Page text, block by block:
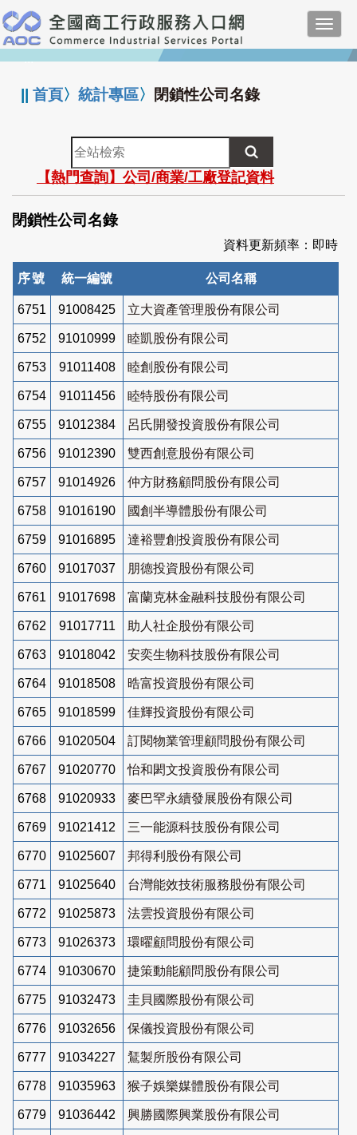
跳
到
主
要
:::
||首頁〉統計專區〉 閉鎖性公司名錄
全
站
檢
索
【熱門查詢】公司/商業/工廠登記資料
閉鎖性公司名錄
資料更新頻率：即時
序號 統一編號 公司名稱
6751 91008425 立大資產管理股份有限公司
6752 91010999 睦凱股份有限公司
6753 91011408 睦創股份有限公司
6754 91011456 睦特股份有限公司
6755 91012384 呂氏開發投資股份有限公司
6756 91012390 雙西創意股份有限公司
6757 91014926 仲方財務顧問股份有限公司
6758 91016190 國創半導體股份有限公司
6759 91016895 達裕豐創投資股份有限公司
6760 91017037 朋德投資股份有限公司
6761 91017698 富蘭克林金融科技股份有限公司
6762 91017711 助人社企股份有限公司
6763 91018042 安奕生物科技股份有限公司
6764 91018508 晧富投資股份有限公司
6765 91018599 佳輝投資股份有限公司
6766 91020504 訂閱物業管理顧問股份有限公司
6767 91020770 怡和閎文投資股份有限公司
6768 91020933 麥巴罕永續發展股份有限公司
6769 91021412 三一能源科技股份有限公司
6770 91025607 邦得利股份有限公司
6771 91025640 台灣能效技術服務股份有限公司
6772 91025873 法雲投資股份有限公司
6773 91026373 環曜顧問股份有限公司
6774 91030670 捷策動能顧問股份有限公司
6775 91032473 圭貝國際股份有限公司
6776 91032656 保儀投資股份有限公司
6777 91034227 鵟製所股份有限公司
6778 91035963 猴子娛樂媒體股份有限公司
6779 91036442 興勝國際興業股份有限公司